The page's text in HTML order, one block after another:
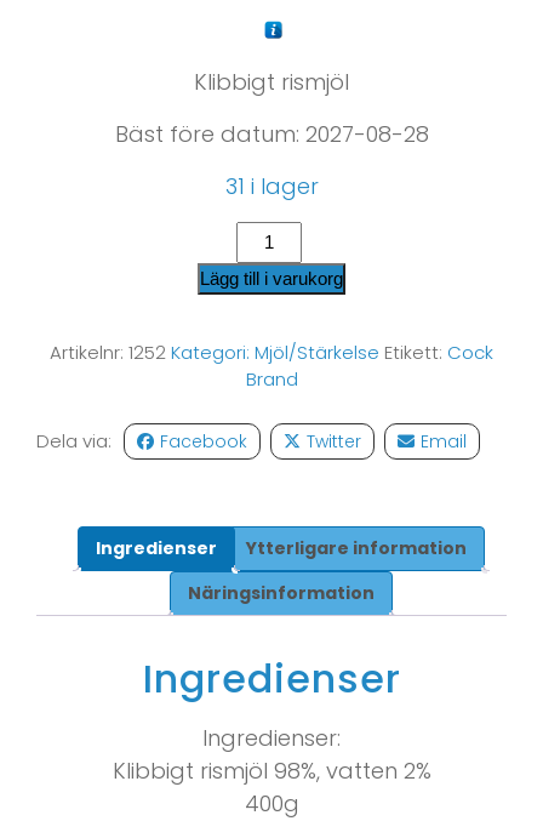
Klibbigt rismjöl
Bäst före datum: 2027-08-28
31 i lager
Lägg till i varukorg
Artikelnr: 1252Kategori: Mjöl/Stärkelse Etikett: Cock
Brand
Dela via: Facebook Twitter Email
Ingredienser
Ytterligare information
Näringsinformation
Ingredienser
Ingredienser:
Klibbigt rismjöl 98%, vatten 2%
400g